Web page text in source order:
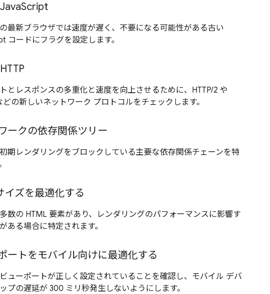
最新ブラウザでは速度が遅く、不要になる可能性がある古い
コードにフラグを設定します。
とレスポンスの多重化と速度を向上させるために、HTTP/2 や
どの新しいネットワーク プロトコルをチェックします。
ークの依存関係ツリー
期レンダリングをブロックしている主要な依存関係チェーンを特
イズを最適化する
数の HTML 要素があり、レンダリングのパフォーマンスに影響す
ある場合に特定されます。
ートをモバイル向けに最適化する
ューポートが正しく設定されていることを確認し、モバイル デバ
プの遅延が 300 ミリ秒発生しないようにします。